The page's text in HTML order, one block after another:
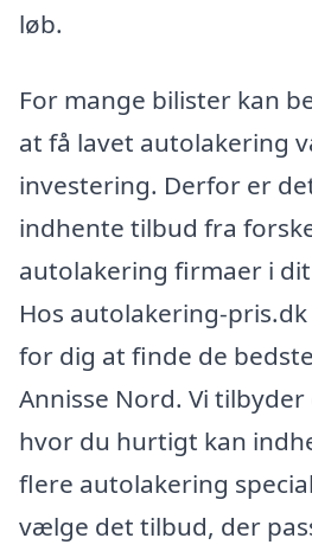
løb.
For mange bilister kan
at få lavet autolakering
investering. Derfor er
indhente tilbud fra
autolakering firmaer i
Hos autolakering-
for dig at finde de
Annisse Nord. Vi
hvor du hurtigt kan
flere autolakering
vælge det tilbud, der